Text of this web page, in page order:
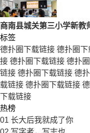
商南县城关第三小学新教
标签
德扑圈下载链接 德扑圈下
接 德扑圈下载链接 德扑
链接 德扑圈下载链接 德
载链接 德扑圈下载链接
下载链接
热榜
01 长大后我就成了你